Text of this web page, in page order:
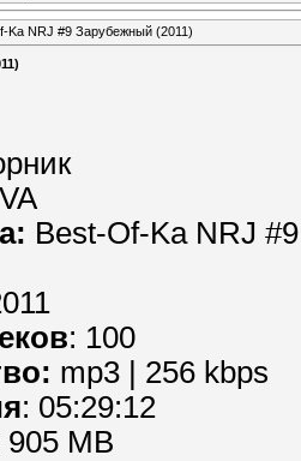
Ka NRJ #9 Зарубежный (2011)
VA
Best-Of-Ka NRJ
: 100
mp3 | 256 kbps
: 05:29:12
905 MB